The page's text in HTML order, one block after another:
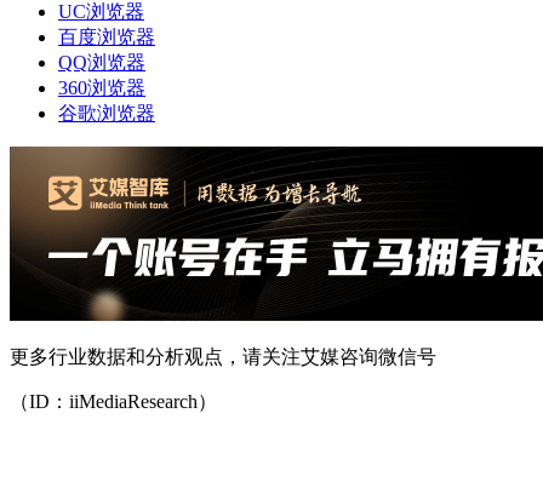
UC浏览器
百度浏览器
QQ浏览器
360浏览器
谷歌浏览器
更多行业数据和分析观点，请关注艾媒咨询微信号
（ID：iiMediaResearch）